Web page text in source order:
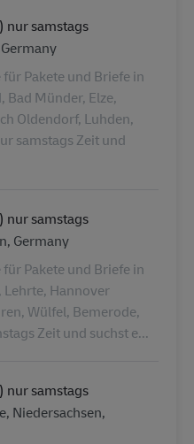
nur samstags
Pakete und Briefe in
Münder, Elze,
Oldendorf, Luhden,
samstags Zeit und
nur samstags
Germany
Pakete und Briefe in
Lehrte, Hannover
Wülfel, Bemerode,
Zeit und suchst e...
nur samstags
Niedersachsen,